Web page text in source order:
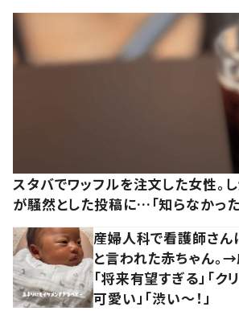
スタバでワッフルを注文した女性。
が騒然とした投稿に…「知らなかった
産婦人科で看護師さん
と言われた赤ちゃん
「将来有望すぎる」「
可愛い」「渋い～！」